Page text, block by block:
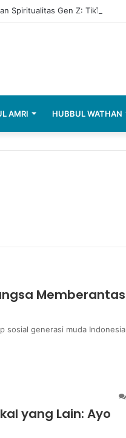
Spiritualitas Gen Z: TikTok
AMRI HUBBUL WATHAN
Memberantas
sosial generasi muda Indonesia
yang Lain: Ayo